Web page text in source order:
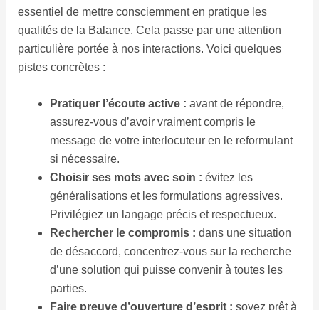
essentiel de mettre consciemment en pratique les
qualités de la Balance. Cela passe par une attention
particulière portée à nos interactions. Voici quelques
pistes concrètes :
Pratiquer l’écoute active : avant de répondre,
assurez-vous d’avoir vraiment compris le
message de votre interlocuteur en le reformulant
si nécessaire.
Choisir ses mots avec soin : évitez les
généralisations et les formulations agressives.
Privilégiez un langage précis et respectueux.
Rechercher le compromis : dans une situation
de désaccord, concentrez-vous sur la recherche
d’une solution qui puisse convenir à toutes les
parties.
Faire preuve d’ouverture d’esprit : soyez prêt à